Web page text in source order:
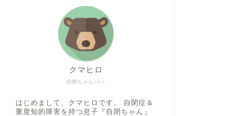
自閉ちゃんパパ
クマヒロ
はじめまして、クマヒロです。 自閉症＆
重度知的障害を持つ息子『自閉ちゃん』